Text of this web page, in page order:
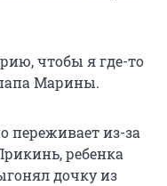
чтобы я где-то
Марины.
переживает из-за
ребенка
дочку из